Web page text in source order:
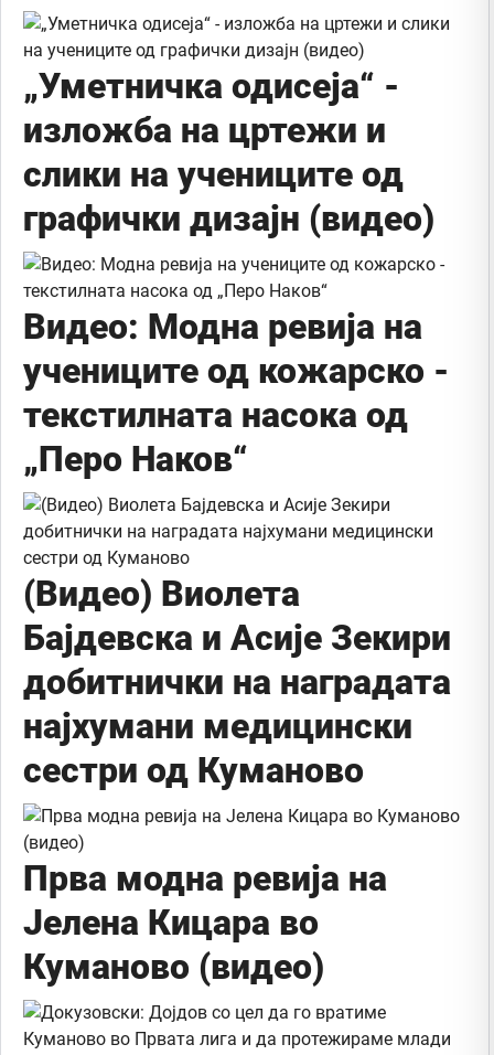
„Уметничка одисеја“ -
изложба на цртежи и
слики на учениците од
графички дизајн (видео)
Видео: Модна ревија на
учениците од кожарско -
текстилната насока од
„Перо Наков“
(Видео) Виолета
Бајдевска и Асије Зекири
добитнички на наградата
најхумани медицински
сестри од Куманово
Прва модна ревија на
Јелена Кицара во
Куманово (видео)